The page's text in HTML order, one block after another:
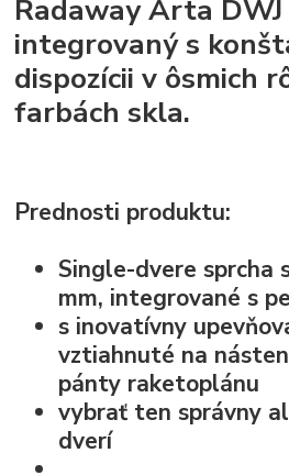
Radaway Arta
integrovaný s
dispozícii v ôsmich
farbách skla.
Prednosti produktu:
Single-dvere sprcha
mm, integrované s
s inovatívny
vztiahnuté na
pánty raketoplánu
vybrať ten správny
dverí